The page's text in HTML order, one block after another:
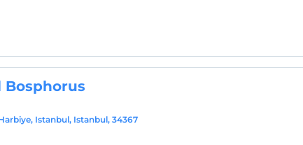
Istanbul, Istanbul, 34367